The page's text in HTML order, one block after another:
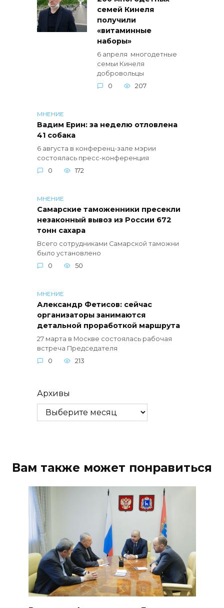
семей Кинеля
получили
«витаминные
наборы»
6 апреля многодетные
семьи Кинеля
добровольцы
0
207
МНЕНИЕ
Вадим Ерин: за неделю отловлена
41 собака
6 августа в конференц-зале мэрии
состоялась пресс-конференция
0
172
МНЕНИЕ
Самарские таможенники пресекли
незаконный вывоз из России 672
тонн сахара
Всего сотрудниками Самарской таможни
было установлено
0
50
МНЕНИЕ
Александр Фетисов: сейчас
организаторы занимаются
детальной проработкой маршрута
27 марта в Москве состоялась рабочая
встреча Председателя
0
213
Архивы
Вам также может понравиться